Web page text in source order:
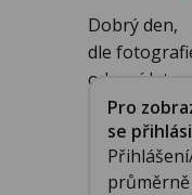
Dobrý den,
dle
odpovídat
Pro
se